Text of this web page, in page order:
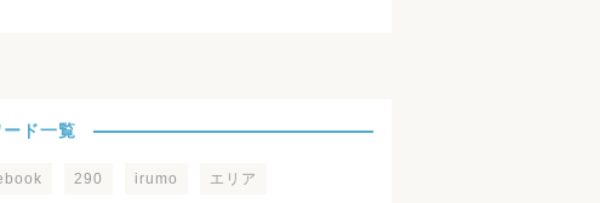
ド一覧
290 irumo エリア